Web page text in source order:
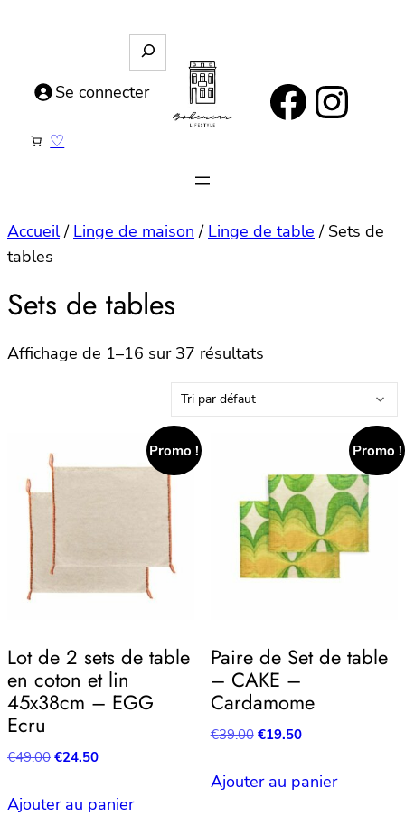
https://www.facebook.com/bohemianlifestyle.be Instagram
e
c
e
Se connecter
♡
Accueil/ Linge de maison / Linge de table / Sets de
tables
Sets de tables
Affichage de 1–16 sur 37 résultats
Promo !
Lot de 2 sets de table
en coton et lin
45x38cm – EGG
Ecru
€49.00Le
initial
€24.50Le
actuel
Ajouter au panier
Promo !
Paire de Set de table
– CAKE –
Cardamome
€39.00 Le
initial
€19.50Le
actuel
Ajouter au panier